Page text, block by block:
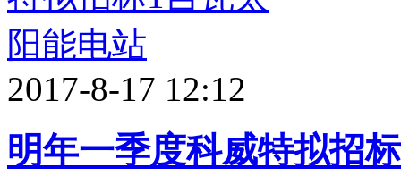
2017-8-17 12:12
明年一季度科威特拟招